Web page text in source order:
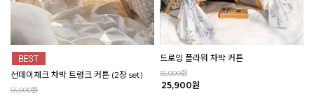
선데이체크 차박 트렁크 커튼 (2장 set)
55,000원
드로잉 플라워 차박 커튼
55,000원
25,900원